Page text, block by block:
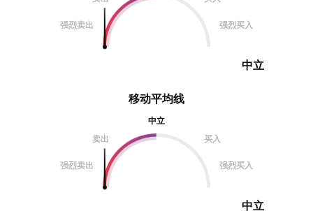
强烈卖出 强烈买入
中立
移动平均线
中立
卖出
买入
强烈卖出 强烈买入
中立